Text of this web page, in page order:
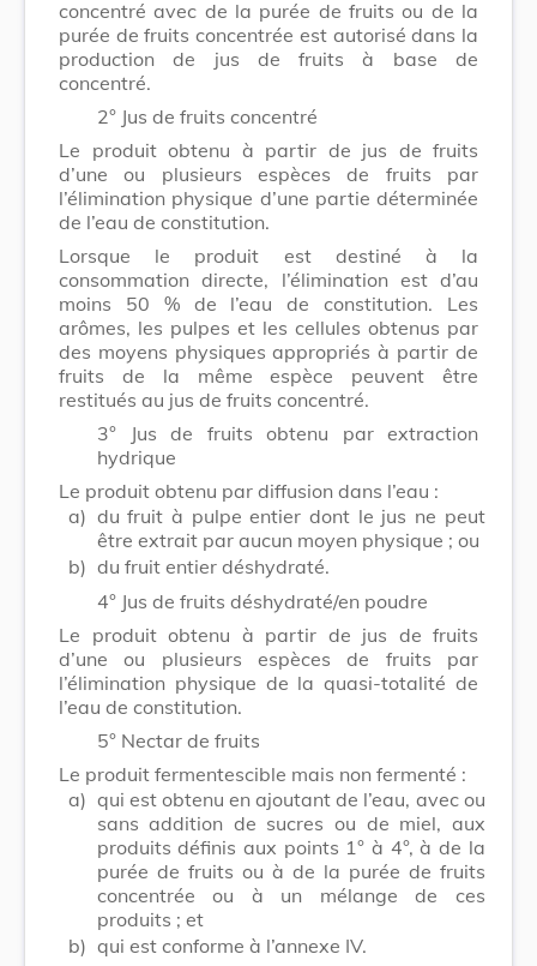
concentré avec de la purée de fruits ou de la
purée de fruits concentrée est autorisé dans la
production de jus de fruits à base de
concentré.
2° Jus de fruits concentré
Le produit obtenu à partir de jus de fruits
d’une ou plusieurs espèces de fruits par
l’élimination physique d’une partie déterminée
de l’eau de constitution.
Lorsque le produit est destiné à la
consommation directe, l’élimination est d’au
moins 50 % de l’eau de constitution. Les
arômes, les pulpes et les cellules obtenus par
des moyens physiques appropriés à partir de
fruits de la même espèce peuvent être
restitués au jus de fruits concentré.
3° Jus de fruits obtenu par extraction
hydrique
Le produit obtenu par diffusion dans l’eau :
a) du fruit à pulpe entier dont le jus ne peut
être extrait par aucun moyen physique ; ou
b) du fruit entier déshydraté.
4° Jus de fruits déshydraté/en poudre
Le produit obtenu à partir de jus de fruits
d’une ou plusieurs espèces de fruits par
l’élimination physique de la quasi-totalité de
l’eau de constitution.
5° Nectar de fruits
Le produit fermentescible mais non fermenté :
a) qui est obtenu en ajoutant de l’eau, avec ou
sans addition de sucres ou de miel, aux
produits définis aux points 1° à 4°, à de la
purée de fruits ou à de la purée de fruits
concentrée ou à un mélange de ces
produits ; et
b) qui est conforme à l’annexe IV.